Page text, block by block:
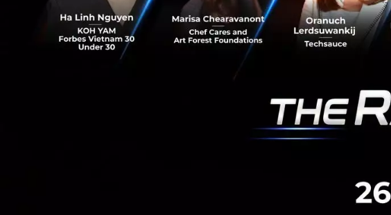
พัฒนานวัตกรรมและเทคโนโลยีส่ง
เราเห็นได้จากการเปลี่ยนแปลงใ
ผู้ผลิตและผู้จัดจำหน่ายจำเป็นต้อง
การศึกษานี้ชี้ให้เห็นว่าผู้จัดซื้อไท
นับเป็นหนึ่งในหลายโซลูชั่นที่ยูพีเ
ข้อมูลเชิงลึกจากการศึกษายังช่ว
ประเทศไทยที่ต้องการแสวงหาโอ
Industrial